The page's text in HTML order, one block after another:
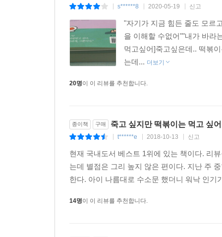
s******8 2020-05-19 신고
"자기가 지금 힘든 줄도 모르
을 이해할 수없어""내가 바라
먹고싶어]죽고싶은데.. 떡볶
는데... 더보기
20명이 이 리뷰를 추천합니다.
종이책 구매 죽고 싶지만 떡볶이는 먹고 싶
t******e 2018-10-13 신고
현재 국내도서 베스트 1위에 있는 책이다. 리
는데 별점은 그리 높지 않은 편이다. 지난 주
한다. 아이 나름대로 수소문 했더니 워낙 인
14명이 이 리뷰를 추천합니다.